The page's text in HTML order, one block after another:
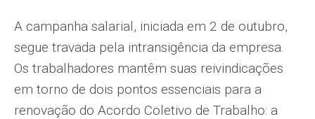
A campanha salarial, iniciada em 2 de outubro,
segue travada pela intransigência da empresa.
Os trabalhadores mantêm suas reivindicações
em torno de dois pontos essenciais para a
renovação do Acordo Coletivo de Trabalho: a